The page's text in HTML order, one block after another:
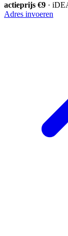
actieprijs €9 ·
Adres invoeren